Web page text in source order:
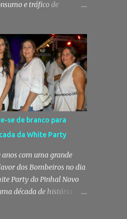
e tráfico de
A ação culminou com a
de doses de canábis,
e dinheiro, reforçando a
sobre este tipo de
de Setúbal. Droga,
apreendidos pela
16 anos foi detido na
Julho, por suspeitas da
tráfico de
localidade de Pinhal
foi efetuada pelo
de Setúbal da GNR,
de Pinhal Novo,
se de branco para
da White Party
anos com uma grande
dos Bombeiros no dia
Party do Pinhal Novo
década de história